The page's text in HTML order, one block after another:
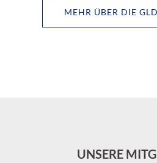
MEHR ÜBER DIE
UNSERE